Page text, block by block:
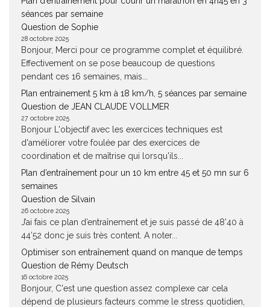
séances par semaine
Question de Sophie
28 octobre 2025
Bonjour, Merci pour ce programme complet et équilibré.
Effectivement on se pose beaucoup de questions
pendant ces 16 semaines, mais...
Plan entrainement 5 km à 18 km/h, 5 séances par semaine
Question de JEAN CLAUDE VOLLMER
27 octobre 2025
Bonjour L'objectif avec les exercices techniques est
d'améliorer votre foulée par des exercices de
coordination et de maîtrise qui lorsqu'ils...
Plan d’entraînement pour un 10 km entre 45 et 50 mn sur 6
semaines
Question de Silvain
26 octobre 2025
J’ai fais ce plan d’entraînement et je suis passé de 48’40 à
44’52 donc je suis très content. A noter...
Optimiser son entraînement quand on manque de temps
Question de Rémy Deutsch
16 octobre 2025
Bonjour, C'est une question assez complexe car cela
dépend de plusieurs facteurs comme le stress quotidien,